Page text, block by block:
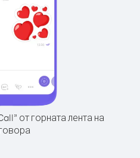
от горната лента на